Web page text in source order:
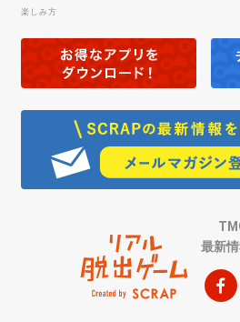
楽しみ方
最新